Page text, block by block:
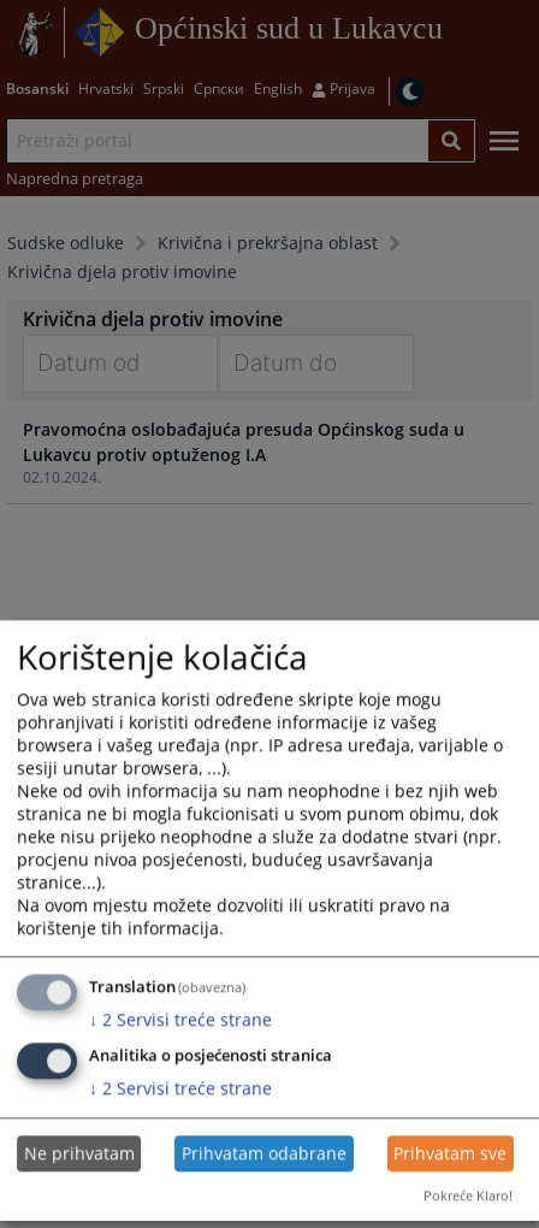
Općinski sud u Lukavcu
Bosanski Hrvatski Srpski Српски English Prijava
Napredna pretraga
Sudske odluke
Krivična i prekršajna oblast
Krivična djela protiv imovine
Krivična djela protiv imovine
forward
to
interact
with
select
a
date.
Press
the
question
mark
key
to
get
the
keyboard
shortcuts
for
changing
dates.
forward
to
with
select
a
date.
Press
the
question
mark
key
to
get
keyboard
shortcuts
for
changing
dates.
02.10.2024.
Pravomoćna oslobađajuća presuda Općinskog suda u
Lukavcu protiv optuženog I.A
Korištenje kolačića
Ova web stranica koristi određene skripte koje mogu
pohranjivati i koristiti određene informacije iz vašeg
browsera i vašeg uređaja (npr. IP adresa uređaja, varijable o
sesiji unutar browsera, ...).
Neke od ovih informacija su nam neophodne i bez njih web
stranica ne bi mogla fukcionisati u svom punom obimu, dok
neke nisu prijeko neophodne a služe za dodatne stvari (npr.
procjenu nivoa posjećenosti, budućeg usavršavanja
stranice...).
Na ovom mjestu možete dozvoliti ili uskratiti pravo na
korištenje tih informacija.
Translation(obavezna)
↓ 2 Servisi treće strane
Analitika o posjećenosti stranica
↓ 2 Servisi treće strane
Ne prihvatam Prihvatam odabrane Prihvatam sve
Pokreće Klaro!